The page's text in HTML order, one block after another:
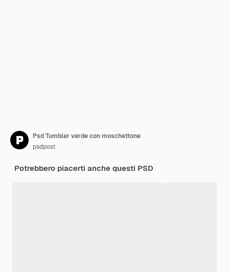
Psd Tumbler verde con moschettone
psdpost
Potrebbero piacerti anche questi PSD